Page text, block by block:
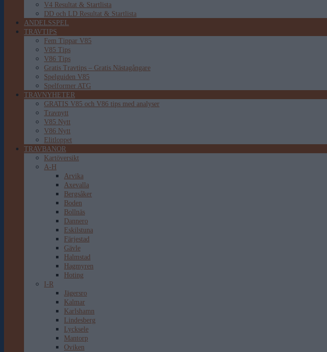
V4 Resultat & Startlista
DD och LD Resultat & Startlista
ANDELSSPEL
TRAVTIPS
Fem Tippar V85
V85 Tips
V86 Tips
Gratis Travtips – Gratis Nästagångare
Spelguiden V85
Spelformer ATG
TRAVNYHETER
GRATIS V85 och V86 tips med analyser
Travnytt
V85 Nytt
V86 Nytt
Elitloppet
TRAVBANOR
Kartöversikt
A-H
Arvika
Axevalla
Bergsåker
Boden
Bollnäs
Dannero
Eskilstuna
Färjestad
Gävle
Halmstad
Hagmyren
Hoting
I-R
Jägersro
Kalmar
Karlshamn
Lindesberg
Lycksele
Mantorp
Oviken